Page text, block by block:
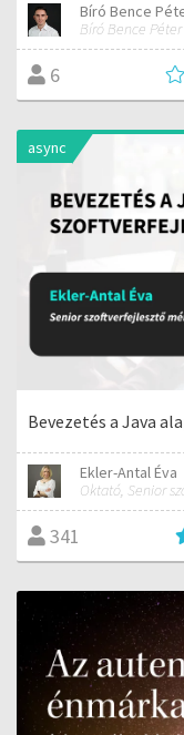
Bíró Bence
Bíró Bence Péter
6
async
Bevezetés a Java
Ekler-Antal Éva
Oktató, Senior
341